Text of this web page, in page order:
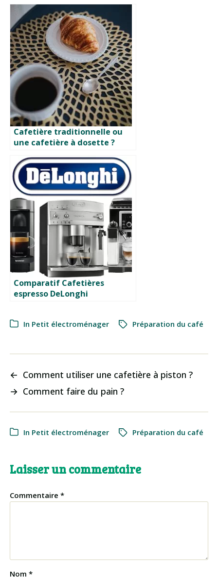
Cafetière traditionnelle ou
une cafetière à dosette ?
Comparatif Cafetières
espresso DeLonghi
In Petit électroménager Préparation du café
← Comment utiliser une cafetière à piston ?
→ Comment faire du pain ?
In Petit électroménager Préparation du café
Laisser un commentaire
Commentaire *
Nom *